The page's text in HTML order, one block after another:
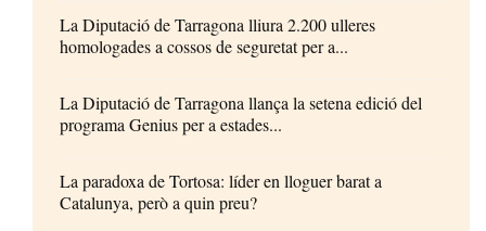
La Diputació de Tarragona lliura 2.200 ulleres
homologades a cossos de seguretat per a...
La Diputació de Tarragona llança la setena edició del
programa Genius per a estades...
La paradoxa de Tortosa: líder en lloguer barat a
Catalunya, però a quin preu?